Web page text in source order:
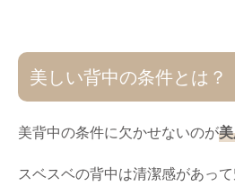
美しい背中の条件とは？
美背中の条件に欠かせないのが
スベスベの背中は清潔感があって